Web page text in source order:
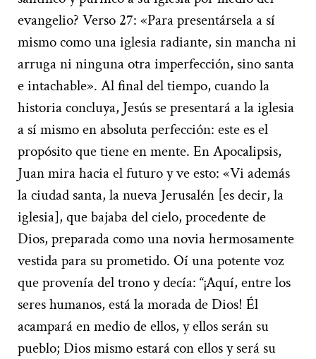
evangelio? Verso 27: «Para presentársela a sí
mismo como una iglesia radiante, sin mancha ni
arruga ni ninguna otra imperfección, sino santa
e intachable». Al final del tiempo, cuando la
historia concluya, Jesús se presentará a la iglesia
a sí mismo en absoluta perfección: este es el
propósito que tiene en mente. En Apocalipsis,
Juan mira hacia el futuro y ve esto: «Vi además
la ciudad santa, la nueva Jerusalén [es decir, la
iglesia], que bajaba del cielo, procedente de
Dios, preparada como una novia hermosamente
vestida para su prometido. Oí una potente voz
que provenía del trono y decía: “¡Aquí, entre los
seres humanos, está la morada de Dios! Él
acampará en medio de ellos, y ellos serán su
pueblo; Dios mismo estará con ellos y será su